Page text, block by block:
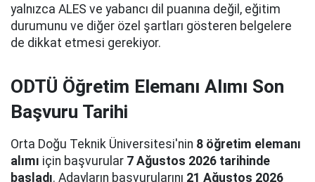
yalnızca ALES ve yabancı dil puanına değil, eğitim
durumunu ve diğer özel şartları gösteren belgelere
de dikkat etmesi gerekiyor.
ODTÜ Öğretim Elemanı Alımı Son
Başvuru Tarihi
Orta Doğu Teknik Üniversitesi'nin 8 öğretim elemanı
alımı için başvurular 7 Ağustos 2026 tarihinde
başladı. Adayların başvurularını 21 Ağustos 2026